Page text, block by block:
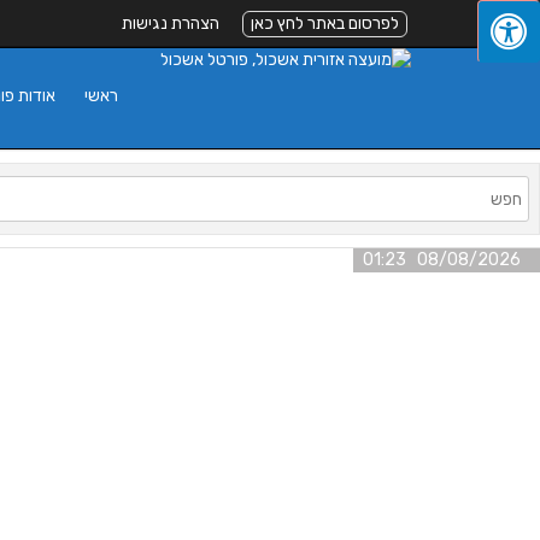
לפרסום באתר לחץ כאן הצהרת נגישות
אודות ראשי
08/08/2026 01:23